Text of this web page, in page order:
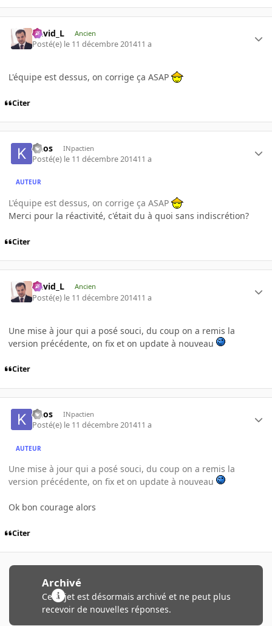
David_L Ancien
Posté(e) le 11 décembre 201411 a
L'équipe est dessus, on corrige ça ASAP
Citer
knos INpactien
Posté(e) le 11 décembre 201411 a
AUTEUR
L'équipe est dessus, on corrige ça ASAP
Merci pour la réactivité, c'était du à quoi sans indiscrétion?
Citer
David_L Ancien
Posté(e) le 11 décembre 201411 a
Une mise à jour qui a posé souci, du coup on a remis la
version précédente, on fix et on update à nouveau
Citer
knos INpactien
Posté(e) le 11 décembre 201411 a
AUTEUR
Une mise à jour qui a posé souci, du coup on a remis la
version précédente, on fix et on update à nouveau
Ok bon courage alors
Citer
Archivé
Ce sujet est désormais archivé et ne peut plus
recevoir de nouvelles réponses.